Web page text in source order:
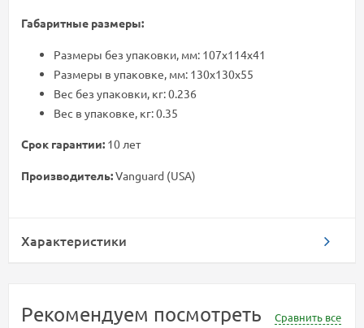
Габаритные размеры:
Размеры без упаковки, мм: 107x114х41
Размеры в упаковке, мм: 130x130х55
Вес без упаковки, кг: 0.236
Вес в упаковке, кг: 0.35
Срок гарантии: 10 лет
Производитель:Vanguard (USA)
Характеристики
Рекомендуем посмотреть Сравнить все